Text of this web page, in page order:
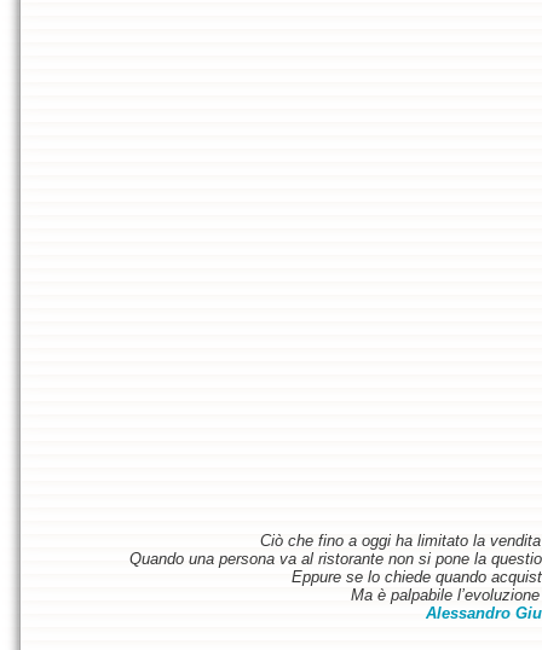
Ciò che fino a oggi ha limitato la
Quando una persona va al ristorante non si pone la
Eppure se lo chiede quando
Ma è palpabile
Alessandro